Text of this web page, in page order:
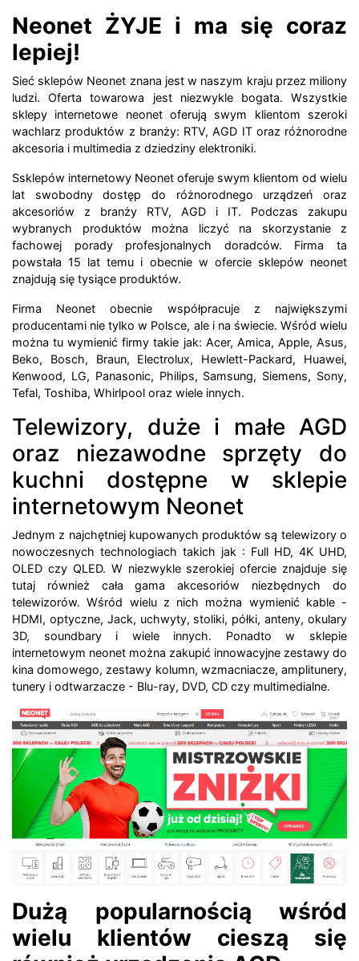
Neonet ŻYJE i ma się coraz
lepiej!
Sieć sklepów Neonet znana jest w naszym kraju przez miliony
ludzi. Oferta towarowa jest niezwykle bogata. Wszystkie
sklepy internetowe neonet oferują swym klientom szeroki
wachlarz produktów z branży: RTV, AGD IT oraz różnorodne
akcesoria i multimedia z dziedziny elektroniki.
Ssklepów internetowy Neonet oferuje swym klientom od wielu
lat swobodny dostęp do różnorodnego urządzeń oraz
akcesoriów z branży RTV, AGD i IT. Podczas zakupu
wybranych produktów można liczyć na skorzystanie z
fachowej porady profesjonalnych doradców. Firma ta
powstała 15 lat temu i obecnie w ofercie sklepów neonet
znajdują się tysiące produktów.
Firma Neonet obecnie współpracuje z największymi
producentami nie tylko w Polsce, ale i na świecie. Wśród wielu
można tu wymienić firmy takie jak: Acer, Amica, Apple, Asus,
Beko, Bosch, Braun, Electrolux, Hewlett-Packard, Huawei,
Kenwood, LG, Panasonic, Philips, Samsung, Siemens, Sony,
Tefal, Toshiba, Whirlpool oraz wiele innych.
Telewizory, duże i małe AGD
oraz niezawodne sprzęty do
kuchni dostępne w sklepie
internetowym Neonet
Jednym z najchętniej kupowanych produktów są telewizory o
nowoczesnych technologiach takich jak : Full HD, 4K UHD,
OLED czy QLED. W niezwykle szerokiej ofercie znajduje się
tutaj również cała gama akcesoriów niezbędnych do
telewizorów. Wśród wielu z nich można wymienić kable -
HDMI, optyczne, Jack, uchwyty, stoliki, półki, anteny, okulary
3D, soundbary i wiele innych. Ponadto w sklepie
internetowym neonet można zakupić innowacyjne zestawy do
kina domowego, zestawy kolumn, wzmacniacze, amplitunery,
tunery i odtwarzacze - Blu-ray, DVD, CD czy multimedialne.
Dużą popularnością wśród
wielu klientów cieszą się